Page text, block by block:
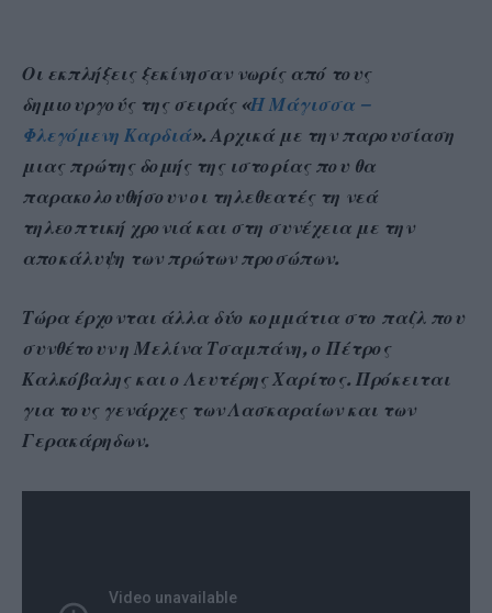
Οι εκπλήξεις ξεκίνησαν νωρίς από τους
δημιουργούς της σειράς «Η Μάγισσα –
Φλεγόμενη Καρδιά». Αρχικά με την παρουσίαση
μιας πρώτης δομής της ιστορίας που θα
παρακολουθήσουν οι τηλεθεατές τη νεά
τηλεοπτική χρονιά και στη συνέχεια με την
αποκάλυψη των πρώτων προσώπων.
Τώρα έρχονται άλλα δύο κομμάτια στο παζλ που
συνθέτουν η Μελίνα Τσαμπάνη, ο Πέτρος
Καλκόβαλης και ο Λευτέρης Χαρίτος. Πρόκειται
για τους γενάρχες των Λασκαραίων και των
Γερακάρηδων.